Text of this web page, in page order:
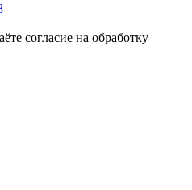
согласие на обработку